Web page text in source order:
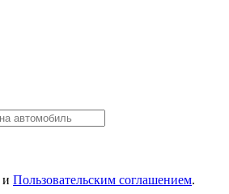
и Пользовательским соглашением.